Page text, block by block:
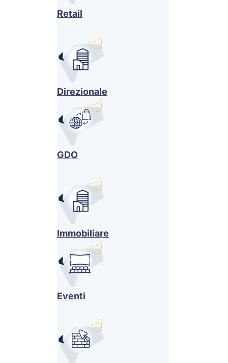
Retail
Direzionale
GDO
Immobiliare
Eventi